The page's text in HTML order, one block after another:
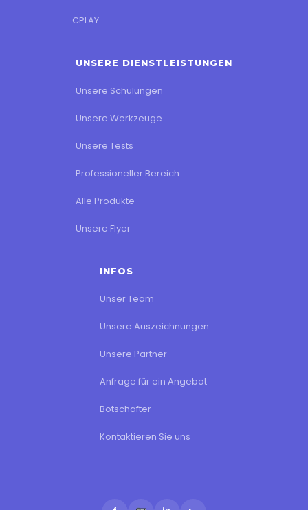
CPLAY
UNSERE DIENSTLEISTUNGEN
Unsere Schulungen
Unsere Werkzeuge
Unsere Tests
Professioneller Bereich
Alle Produkte
Unsere Flyer
INFOS
Unser Team
Unsere Auszeichnungen
Unsere Partner
Anfrage für ein Angebot
Botschafter
Kontaktieren Sie uns